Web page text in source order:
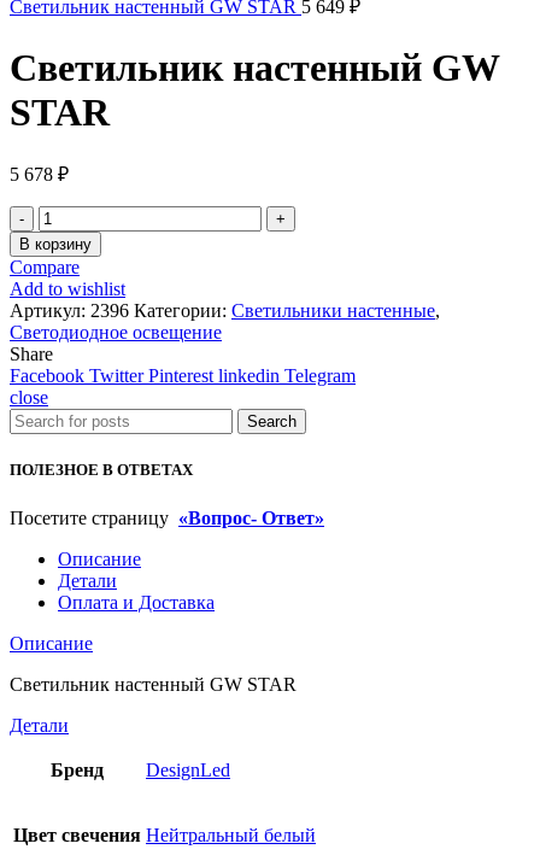
Светильник настенный GW STAR 5 649 ₽
Светильник настенный GW
STAR
5 678 ₽
Количество
товара
Светильник
настенный
GW
STAR
В корзину
Compare
Add to wishlist
Артикул: 2396 Категории: Светильники настенные,
Светодиодное освещение
Share
Facebook Twitter Pinterest linkedin Telegram
close
Search
ПОЛЕЗНОЕ В ОТВЕТАХ
Посетите страницу «Вопрос- Ответ»
Описание
Детали
Оплата и Доставка
Описание
Светильник настенный GW STAR
Детали
Бренд DesignLed
Цвет свечения Нейтральный белый